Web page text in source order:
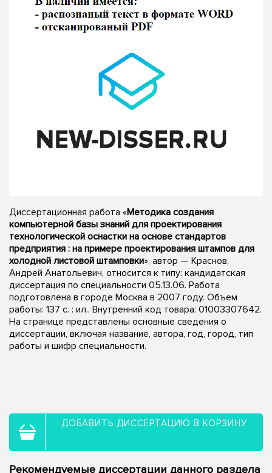
Диссертационная работа «Методика создания
компьютерной базы знаний для проектирования
технологической оснастки на основе стандартов
предприятия : на примере проектирования штампов для
холодной листовой штамповки», автор — Краснов,
Андрей Анатольевич, относится к типу: кандидатская
диссертация по специальности 05.13.06. Работа
подготовлена в городе Москва в 2007 году. Объем
работы: 137 с. : ил.. Внутренний код товара: 01003307642.
На странице представлены основные сведения о
диссертации, включая название, автора, год, город, тип
работы и шифр специальности.
ДОБАВИТЬ ДИССЕРТАЦИЮ В КОРЗИНУ
Рекомендуемые диссертации данного раздела